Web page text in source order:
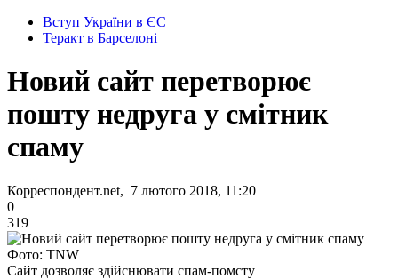
Вступ України в ЄС
Теракт в Барселоні
Новий сайт перетворює
пошту недруга у смітник
спаму
Корреспондент.net, 7 лютого 2018, 11:20
0
319
Фото: TNW
Сайт дозволяє здійснювати спам-помсту